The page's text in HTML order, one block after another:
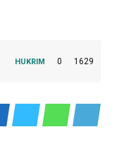
HUKRIM 0 1629